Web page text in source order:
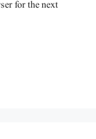
for the next